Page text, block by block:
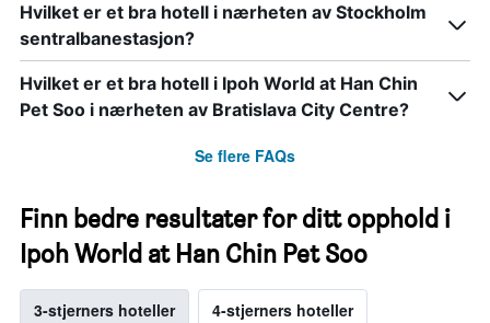
Hvilket er et bra hotell i nærheten av Stockholm
sentralbanestasjon?
Hvilket er et bra hotell i Ipoh World at Han Chin
Pet Soo i nærheten av Bratislava City Centre?
Se flere FAQs
Finn bedre resultater for ditt opphold i
Ipoh World at Han Chin Pet Soo
3-stjerners hoteller 4-stjerners hoteller